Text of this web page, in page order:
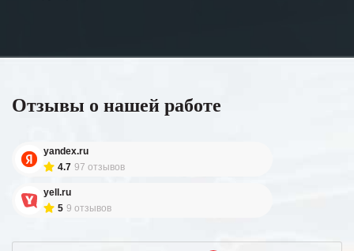
Отзывы о нашей работе
yandex.ru
4.7 97 отзывов
yell.ru
5 9 отзывов